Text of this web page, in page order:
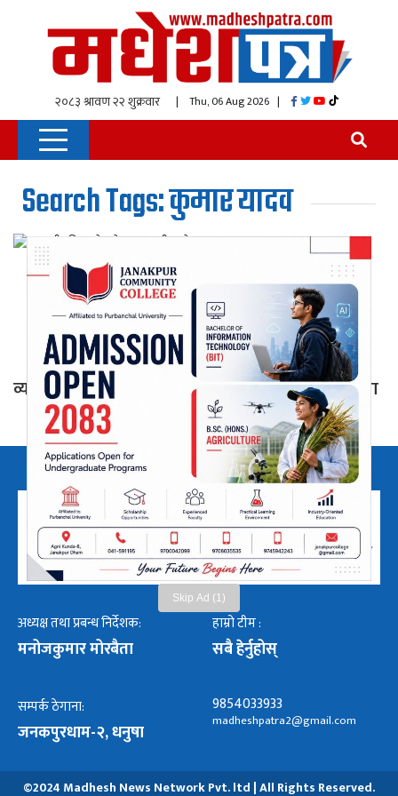
Skip Ad (1)
| Thu, 06 Aug 2026 |
Search Tags: कुमार यादव
व्यवसायीमाथि आक्रोश होइन, आत्मसमीक्षाको आवश्यकता
अध्यक्ष तथा प्रबन्ध निर्देशक:
मनोजकुमार मोरबैता
हाम्रो टीम :
सबै हेर्नुहोस्
सम्पर्क ठेगाना:
जनकपुरधाम-२, धनुषा
9854033933
madheshpatra2@gmail.com
©2024 Madhesh News Network Pvt. ltd | All Rights Reserved.